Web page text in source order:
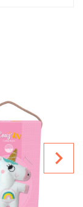
navigate_next